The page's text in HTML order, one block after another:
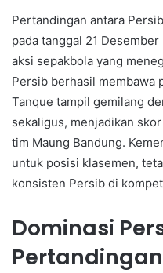
Pertandingan antara
pada tanggal 21
aksi sepakbola yang
Persib berhasil membawa
Tanque tampil gemilang
sekaligus, menjadikan
tim Maung Bandung.
untuk posisi klasemen,
konsisten Persib di
Dominasi
Pertandingan